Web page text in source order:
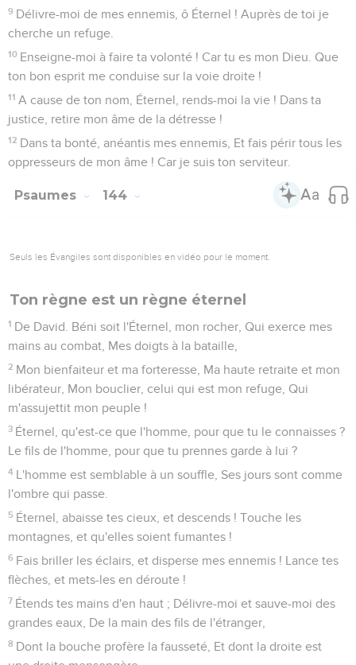
9 Délivre-moi de mes ennemis, ô Éternel ! Auprès de toi je
cherche un refuge.
10 Enseigne-moi à faire ta volonté ! Car tu es mon Dieu. Que
ton bon esprit me conduise sur la voie droite !
11 A cause de ton nom, Éternel, rends-moi la vie ! Dans ta
justice, retire mon âme de la détresse !
12 Dans ta bonté, anéantis mes ennemis, Et fais périr tous les
oppresseurs de mon âme ! Car je suis ton serviteur.
Psaumes 144
Seuls les Évangiles sont disponibles en vidéo pour le moment.
Ton règne est un règne éternel
1 De David. Béni soit l'Éternel, mon rocher, Qui exerce mes
mains au combat, Mes doigts à la bataille,
2 Mon bienfaiteur et ma forteresse, Ma haute retraite et mon
libérateur, Mon bouclier, celui qui est mon refuge, Qui
m'assujettit mon peuple !
3 Éternel, qu'est-ce que l'homme, pour que tu le connaisses ?
Le fils de l'homme, pour que tu prennes garde à lui ?
4 L'homme est semblable à un souffle, Ses jours sont comme
l'ombre qui passe.
5 Éternel, abaisse tes cieux, et descends ! Touche les
montagnes, et qu'elles soient fumantes !
6 Fais briller les éclairs, et disperse mes ennemis ! Lance tes
flèches, et mets-les en déroute !
7 Étends tes mains d'en haut ; Délivre-moi et sauve-moi des
grandes eaux, De la main des fils de l'étranger,
8 Dont la bouche profère la fausseté, Et dont la droite est